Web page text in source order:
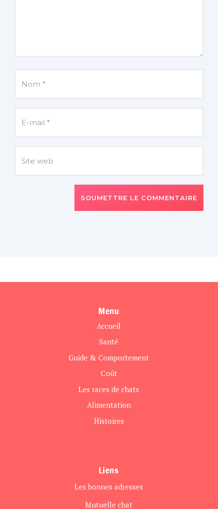
SOUMETTRE LE COMMENTAIRE
Menu
Accueil
Santé
Guide & Comportement
Coût
Les races de chats
Alimentation
Histoires
Liens
Les bonnes adresses
Mutuelle chat